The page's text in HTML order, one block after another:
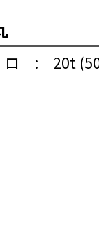
: 20t